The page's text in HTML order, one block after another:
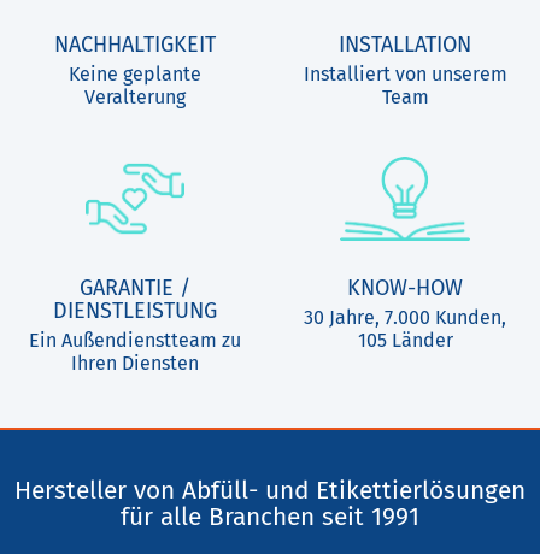
NACHHALTIGKEIT
Keine geplante
Veralterung
INSTALLATION
Installiert von unserem
Team
GARANTIE /
DIENSTLEISTUNG
Ein Außendienstteam zu
Ihren Diensten
KNOW-HOW
30 Jahre, 7.000 Kunden,
105 Länder
Hersteller von Abfüll- und Etikettierlösungen
für alle Branchen seit 1991